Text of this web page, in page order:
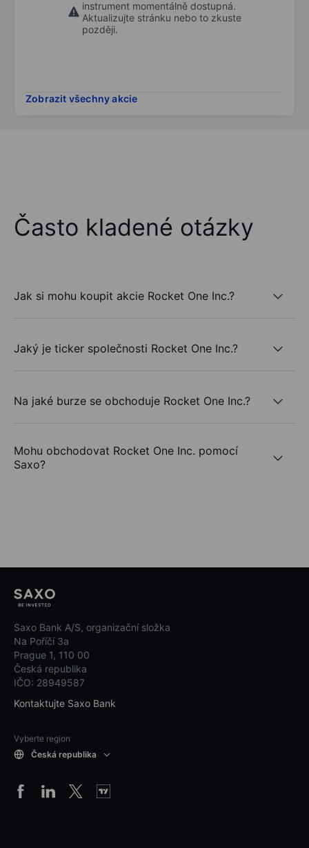
instrument momentálně dostupná.
Aktualizujte stránku nebo to zkuste
později.
Zobrazit všechny akcie
Často kladené otázky
Jak si mohu koupit akcie Rocket One Inc.?
Jaký je ticker společnosti Rocket One Inc.?
Na jaké burze se obchoduje Rocket One Inc.?
Mohu obchodovat Rocket One Inc. pomocí
Saxo?
Saxo Bank A/S, organizační složka
Na Poříčí 3a
Prague 1, 110 00
Česká republika
IČO: 28949587
Kontaktujte Saxo Bank
Vyberte region
Česká republika